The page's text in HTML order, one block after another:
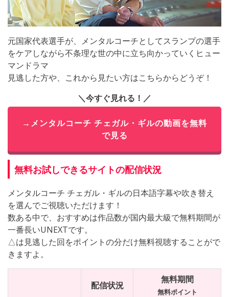
元国家代表選手が、メンタルコーチとしてスランプの選手
をケアしながら不条理な世の中に立ち向かっていくヒュー
マンドラマ
見逃した方や、これから見たい方はこちらからどうぞ！
＼今すぐ見れる！／
→メンタルコーチ チェガル・ギルの動画を無料
で見る
無料お試しできるサイトの配信状況
メンタルコーチ チェガル・ギルの日本語字幕や吹き替え
を選んでご視聴いただけます！
数ある中で、おすすめは作品数が国内最大級で無料期間が
一番長いUNEXTです。
△は見逃した回をポイントの分だけ無料視聴することがで
きますよ。
配信状況
無料期間
無料ポイント